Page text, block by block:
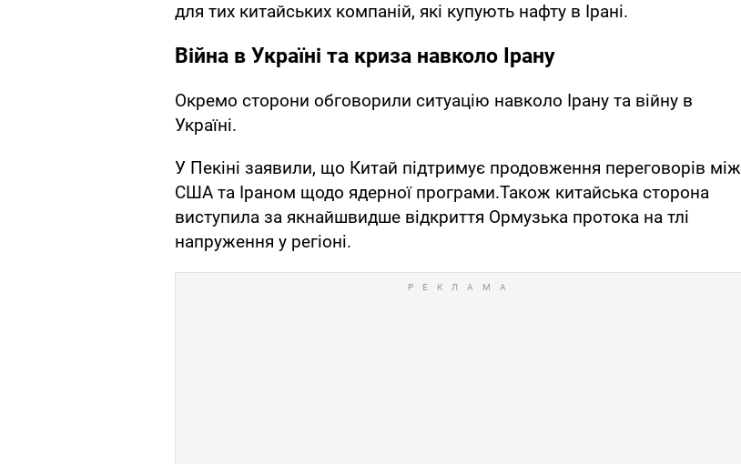
для тих китайських компаній, які купують нафту в Ірані.
Війна в Україні та криза навколо Ірану
Окремо сторони обговорили ситуацію навколо Ірану та війну в
Україні.
У Пекіні заявили, що Китай підтримує продовження переговорів між
США та Іраном щодо ядерної програми.Також китайська сторона
виступила за якнайшвидше відкриття Ормузька протока на тлі
напруження у регіоні.